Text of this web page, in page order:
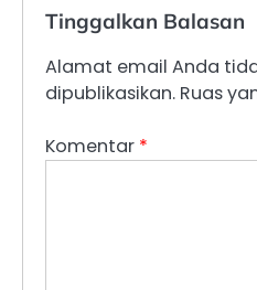
Tinggalkan Balasan
Alamat email Anda
dipublikasikan. Ruas
Komentar *